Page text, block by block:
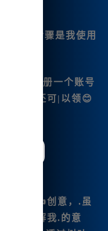
图？
以下步骤是我使用
：
注册一个账号
注册后还可|以领😊
手。
入你的👍创意，.虽
腻地理解我.的意